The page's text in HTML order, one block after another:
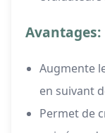
Avantages:
Augmente
en suivant
Permet de